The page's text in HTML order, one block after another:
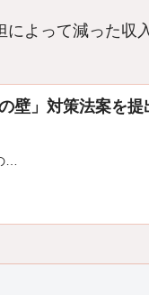
よって減った収
壁」対策法案を
…